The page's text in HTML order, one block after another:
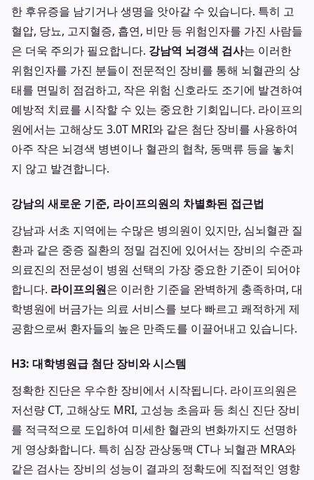
한 후유증을 남기거나 생명을 앗아갈 수 있습니다. 특히 고
혈압, 당뇨, 고지혈증, 흡연, 비만 등 위험인자를 가진 사람들
은 더욱 주의가 필요합니다. 강남역 뇌경색 검사는 이러한
위험인자를 가진 분들이 전문적인 장비를 통해 뇌혈관의 상
태를 면밀히 점검하고, 작은 위험 신호라도 조기에 발견하여
예방적 치료를 시작할 수 있는 중요한 기회입니다. 라이프의
원에서는 고해상도 3.0T MRI와 같은 첨단 장비를 사용하여
아주 작은 뇌경색 병변이나 혈관의 협착, 동맥류 등을 놓치
지 않고 발견합니다.
강남의 새로운 기준, 라이프의원의 차별화된 접근법
강남과 서초 지역에는 수많은 병의원이 있지만, 심뇌혈관 질
환과 같은 중증 질환의 정밀 검진에 있어서는 장비의 수준과
의료진의 전문성이 병원 선택의 가장 중요한 기준이 되어야
합니다. 라이프의원은 이러한 기준을 완벽하게 충족하며, 대
학병원에 버금가는 의료 서비스를 보다 빠르고 쾌적하게 제
공함으로써 환자들의 높은 만족도를 이끌어내고 있습니다.
H3: 대학병원급 첨단 장비와 시스템
정확한 진단은 우수한 장비에서 시작됩니다. 라이프의원은
저선량 CT, 고해상도 MRI, 고성능 초음파 등 최신 진단 장비
를 적극적으로 도입하여 미세한 혈관의 변화까지도 선명하
게 영상화합니다. 특히 심장 관상동맥 CT나 뇌혈관 MRA와
같은 검사는 장비의 성능이 결과의 정확도에 직접적인 영향